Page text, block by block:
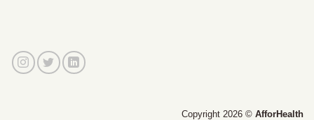
Copyright 2026 © AfforHealth